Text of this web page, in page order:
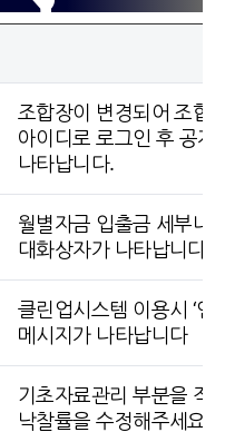
조합장이 변경되어 조합
아이디로 로그인 후 공
나타납니다.
월별자금 입출금 세부내
대화상자가 나타납니다.
클린업시스템 이용시 ‘
메시지가 나타납니다
기초자료관리 부분을 작
낙찰률을 수정해주세요‘